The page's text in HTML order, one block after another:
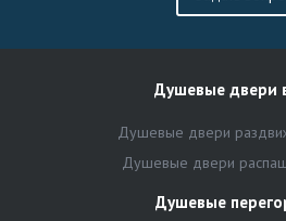
Душевые двери
Душевые двери
Душевые двери
Душевые